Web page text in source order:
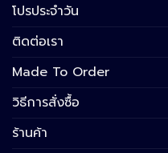
โปรประจำวัน
ติดต่อเรา
Made To Order
วิธีการสั่งซื้อ
ร้านค้า